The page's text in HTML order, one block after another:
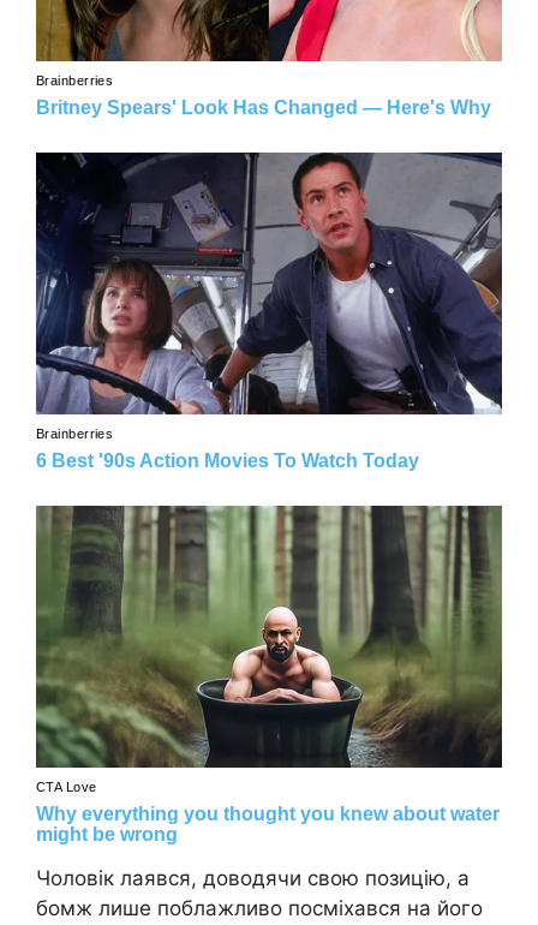
Чоловік лаявся, доводячи свою позицію, а
бомж лише поблажливо посміхався на його